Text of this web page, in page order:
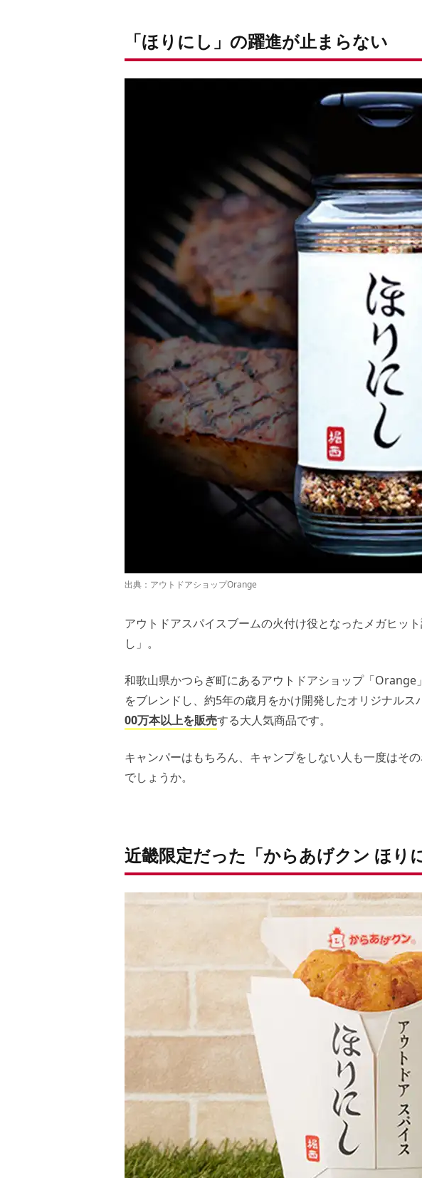
「ほりにし」の躍進が止まらない
出典： アウトドアショップOrange
アウトドアスパイスブームの火付け役となったメガヒッ
し」。
和歌山県かつらぎ町にあるアウトドアショップ「
をブレンドし、約5年の歳月をかけ開発したオリジナルス
00万本以上を販売する大人気商品です。
キャンパーはもちろん、キャンプをしない人も一度はそ
でしょうか。
近畿限定だった「からあげクン ほり